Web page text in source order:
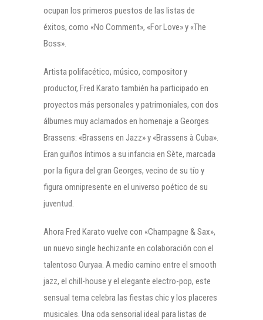
ocupan los primeros puestos de las listas de
éxitos, como «No Comment», «For Love» y «The
Boss».
Artista polifacético, músico, compositor y
productor, Fred Karato también ha participado en
proyectos más personales y patrimoniales, con dos
álbumes muy aclamados en homenaje a Georges
Brassens: «Brassens en Jazz» y «Brassens à Cuba».
Eran guiños íntimos a su infancia en Sète, marcada
por la figura del gran Georges, vecino de su tío y
figura omnipresente en el universo poético de su
juventud.
Ahora Fred Karato vuelve con «Champagne & Sax»,
un nuevo single hechizante en colaboración con el
talentoso Ouryaa. A medio camino entre el smooth
jazz, el chill-house y el elegante electro-pop, este
sensual tema celebra las fiestas chic y los placeres
musicales. Una oda sensorial ideal para listas de